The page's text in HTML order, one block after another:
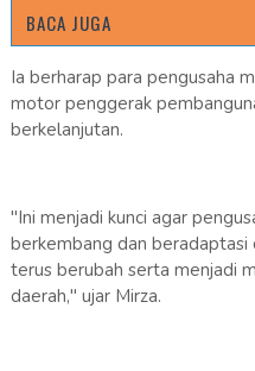
BACA JUGA
Ia berharap para pengusaha
motor penggerak
berkelanjutan.
"Ini menjadi kunci agar
berkembang dan beradaptasi
terus berubah serta menjadi
daerah," ujar Mirza.